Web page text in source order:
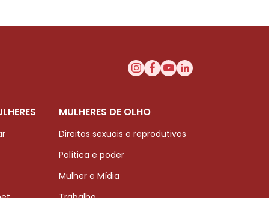
MULHERES DE OLHO
Direitos sexuais e reprodutivos
Política e poder
Mulher e Mídia